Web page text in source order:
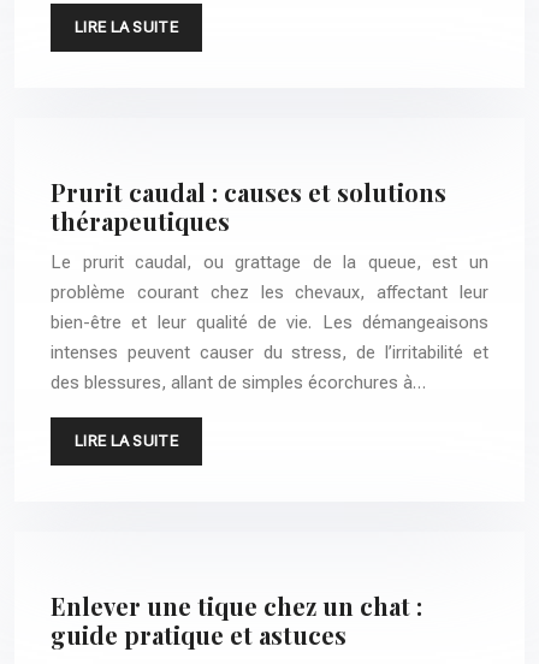
LIRE LA SUITE
Prurit caudal : causes et solutions
thérapeutiques
Le prurit caudal, ou grattage de la queue, est un
problème courant chez les chevaux, affectant leur
bien-être et leur qualité de vie. Les démangeaisons
intenses peuvent causer du stress, de l’irritabilité et
des blessures, allant de simples écorchures à…
LIRE LA SUITE
Enlever une tique chez un chat :
guide pratique et astuces